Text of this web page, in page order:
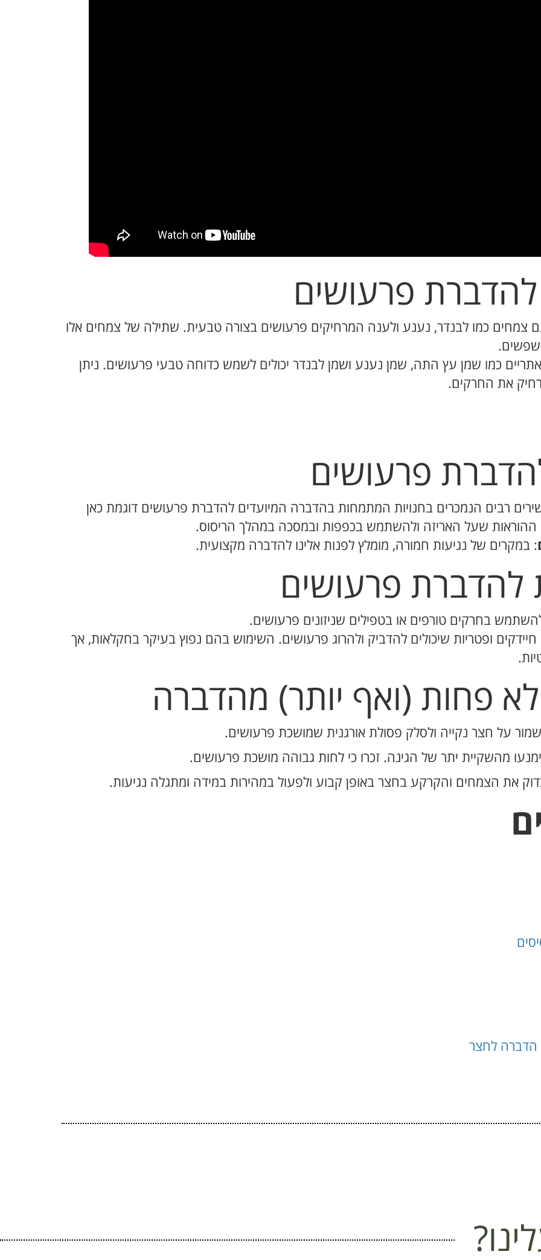
פרעושים
צמחים כמו לבנדר, נענע ולענה המרחיקים פרעושים בצורה טבעית. שתילה של צמחים אלו
כמו שמן עץ התה, שמן נענע ושמן לבנדר יכולים לשמש כדוחה טבעי פרעושים. ניתן
את החרקים.
פרעושים
רבים הנמכרים בחנויות המתמחות בהדברה המיועדים להדברת פרעושים דוגמת כאן
שעל האריזה ולהשתמש בכפפות ובמסכה במהלך הריסוס.
: במקרים של נגיעות חמורה, מומלץ לפנות אלינו להדברה מקצועית.
להדברת פרעושים
בחרקים טורפים או בטפילים שניזונים פרעושים.
ופטריות שיכולים להדביק ולהרוג פרעושים. השימוש בהם נפוץ בעיקר בחקלאות, אך
פחות (ואף יותר) מהדברה
על חצר נקייה ולסלק פסולת אורגנית שמושכת פרעושים.
מהשקיית יתר של הגינה. זכרו כי לחות גבוהה מושכת פרעושים.
את הצמחים והקרקע בחצר באופן קבוע ולפעול במהירות במידה ומתגלה נגיעות.
הדברה לחצר